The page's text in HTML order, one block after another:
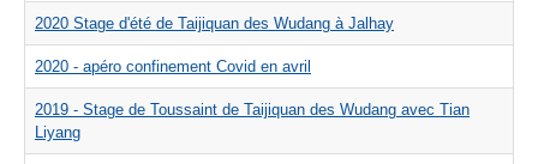
2020 Stage d'été de Taijiquan des Wudang à Jalhay
2020 - apéro confinement Covid en avril
2019 - Stage de Toussaint de Taijiquan des Wudang avec Tian
Liyang